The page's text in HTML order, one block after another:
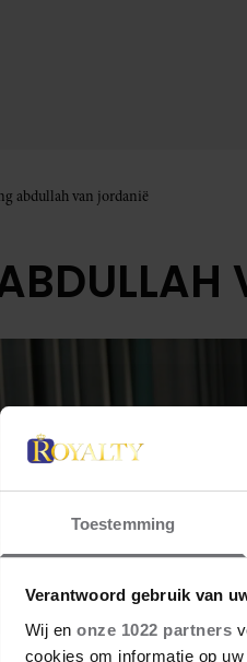
Toestemming
Verantwoord gebruik van
Wij en onze 1022 partners
cookies om informatie op
abdullah van jordanië